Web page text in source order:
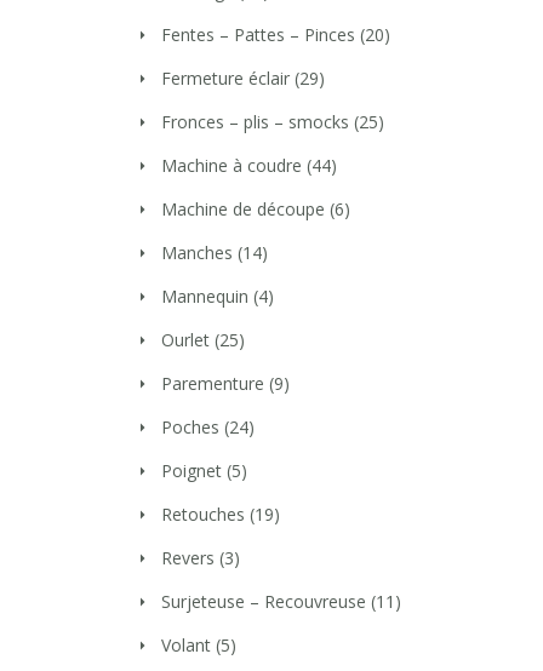
Fentes – Pattes – Pinces (20)
Fermeture éclair (29)
Fronces – plis – smocks (25)
Machine à coudre (44)
Machine de découpe (6)
Manches (14)
Mannequin (4)
Ourlet (25)
Parementure (9)
Poches (24)
Poignet (5)
Retouches (19)
Revers (3)
Surjeteuse – Recouvreuse (11)
Volant (5)